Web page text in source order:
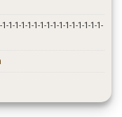
1-1-1-1-1-1-1-1-1-1-1-1-1-1-1-